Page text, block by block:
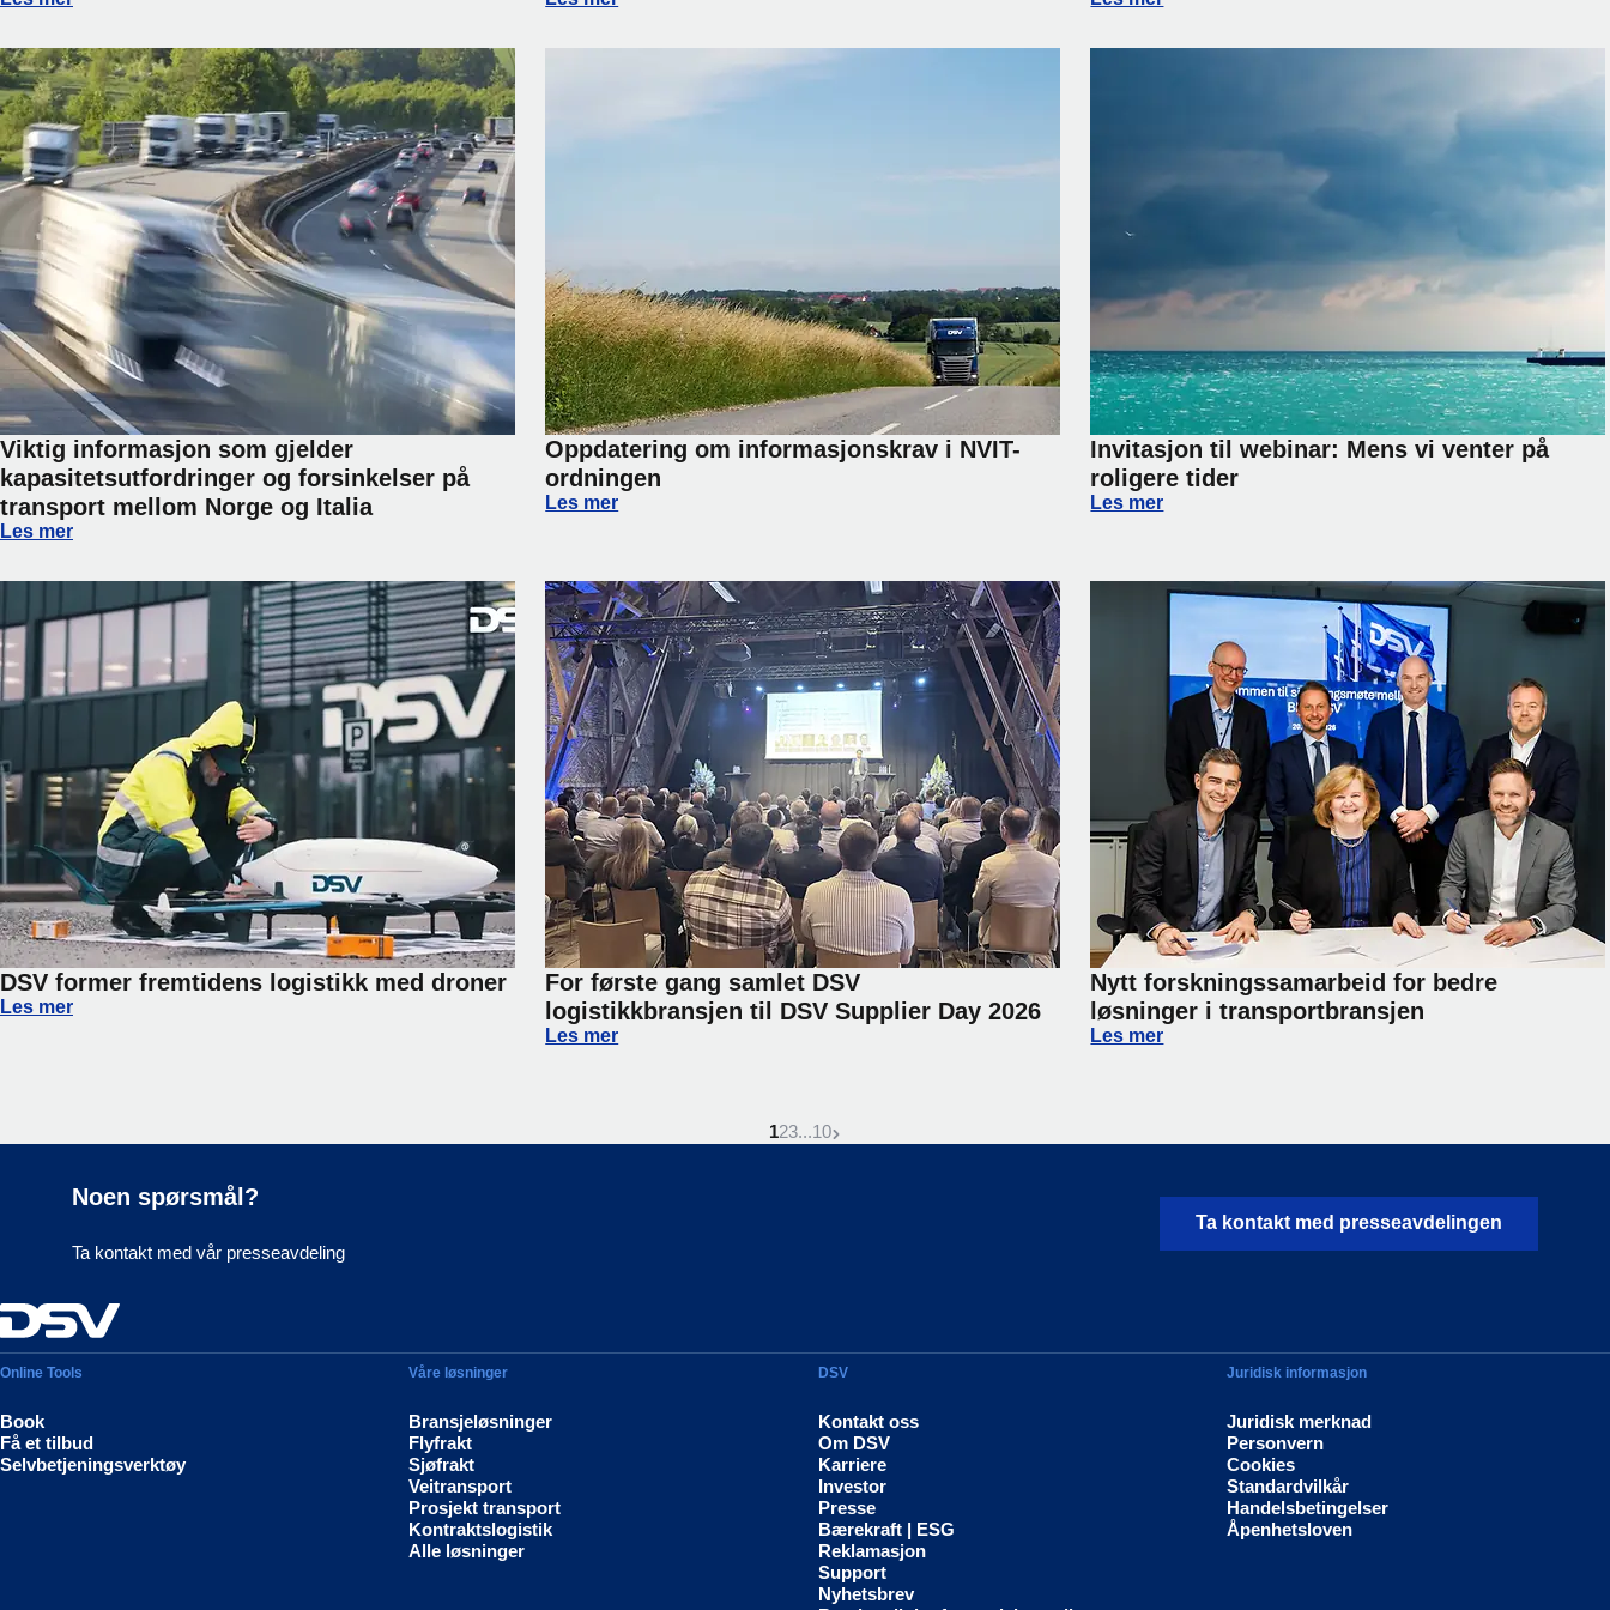
Viktig informasjon som gjelder
kapasitetsutfordringer og forsinkelser på
transport mellom Norge og Italia
Viktig informasjon som gjelder kapasitetsutfordringer og forsinkelser på transport mellom Norge og Italia
Les mer
Oppdatering om informasjonskrav i NVIT-
ordningen
Oppdatering om informasjonskrav i NVIT-ordningen
Les mer
Invitasjon til webinar: Mens vi venter på
roligere tider
Invitasjon til webinar: Mens vi venter på roligere tider
Les mer
DSV former fremtidens logistikk med droner
DSV former fremtidens logistikk med droner
Les mer
For første gang samlet DSV
logistikkbransjen til DSV Supplier Day 2026
For første gang samlet DSV logistikkbransjen til DSV Supplier Day 2026
Les mer
Nytt forskningssamarbeid for bedre
løsninger i transportbransjen
Nytt forskningssamarbeid for bedre løsninger i
Les mer
Denne side er
1Gå til siden
2Gå til siden
3...Gå til siden
10Neste side
Noen spørsmål?
Ta kontakt med vår presseavdeling
Ta kontakt med presseavdelingen
Online Tools
Book
Få et tilbud
Selvbetjeningsverktøy
Våre løsninger
Bransjeløsninger
Flyfrakt
Sjøfrakt
Veitransport
Prosjekt transport
Kontraktslogistik
Alle løsninger
DSV
Kontakt oss
Om DSV
Karriere
Investor
Presse
Bærekraft | ESG
Reklamasjon
Support
Nyhetsbrev
Juridisk informasjon
Juridisk merknad
Personvern
Cookies
Standardvilkår
Handelsbetingelser
Åpenhetsloven